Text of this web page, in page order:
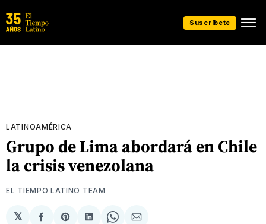
Suscríbete
LATINOAMÉRICA
Grupo de Lima abordará en Chile
la crisis venezolana
EL TIEMPO LATINO TEAM
𝕏
Compartir
ShareCompartir
ShareCompartir